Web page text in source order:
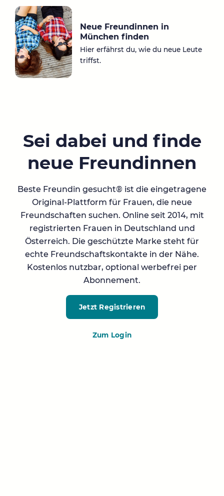
Neue Freundinnen in
München finden
Hier erfährst du, wie du neue Leute
triffst.
Sei dabei und finde
neue Freundinnen
Beste Freundin gesucht® ist die eingetragene
Original-Plattform für Frauen, die neue
Freundschaften suchen. Online seit 2014, mit
registrierten Frauen in Deutschland und
Österreich. Die geschützte Marke steht für
echte Freundschaftskontakte in der Nähe.
Kostenlos nutzbar, optional werbefrei per
Abonnement.
Jetzt Registrieren
Zum Login